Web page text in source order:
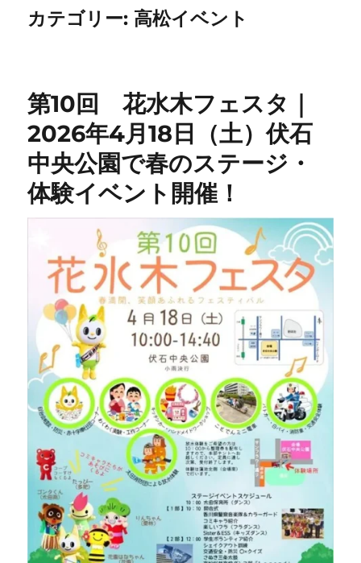
カテゴリー: 高松イベント
第10回 花水木フェスタ｜
2026年4月18日（土）伏石
中央公園で春のステージ・
体験イベント開催！